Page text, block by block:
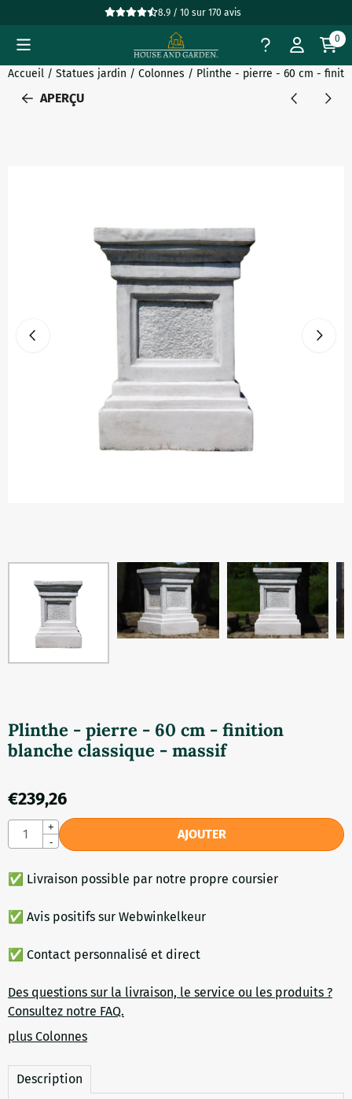
Préférences de cookies disponibles. Choisissez les
8.9 / 10 sur 170 avis
0
Accueil / Statues jardin / Colonnes / Plinthe - pierre - 60 cm -
APERÇU
Plinthe - pierre - 60 cm - finition
blanche classique - massif
€239,26
Quantité
+
-
AJOUTER
✅ Livraison possible par notre propre coursier
✅ Avis positifs sur Webwinkelkeur
✅ Contact personnalisé et direct
Des questions sur la livraison, le service ou les produits ?
Consultez notre FAQ.
plus Colonnes
Description